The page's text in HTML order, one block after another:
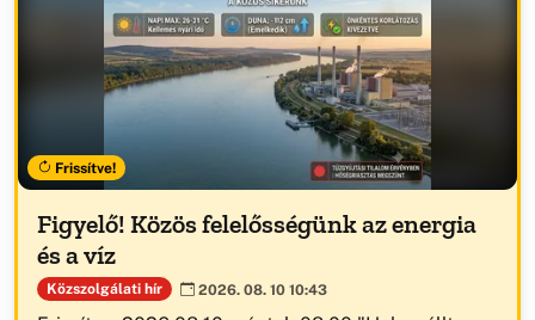
Frissítve!
Figyelő! Közös felelősségünk az energia
és a víz
Közszolgálati hír 2026. 08. 10 10:43